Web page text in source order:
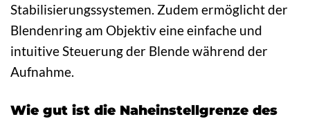
Stabilisierungssystemen. Zudem ermöglicht der
Blendenring am Objektiv eine einfache und
intuitive Steuerung der Blende während der
Aufnahme.
Wie gut ist die Naheinstellgrenze des